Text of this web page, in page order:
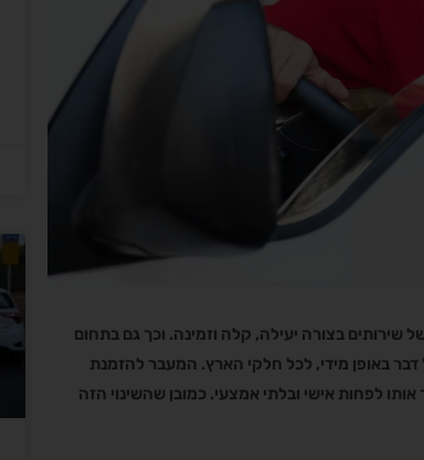
שירותים בצורה יעילה, קלה וזמינה. וכך גם בתחום
באופן מידי, לכל חלקי הארץ. המעבר להזמנת
לפחות אישי ובלתי אמצעי. כמובן שהשינוי הזה